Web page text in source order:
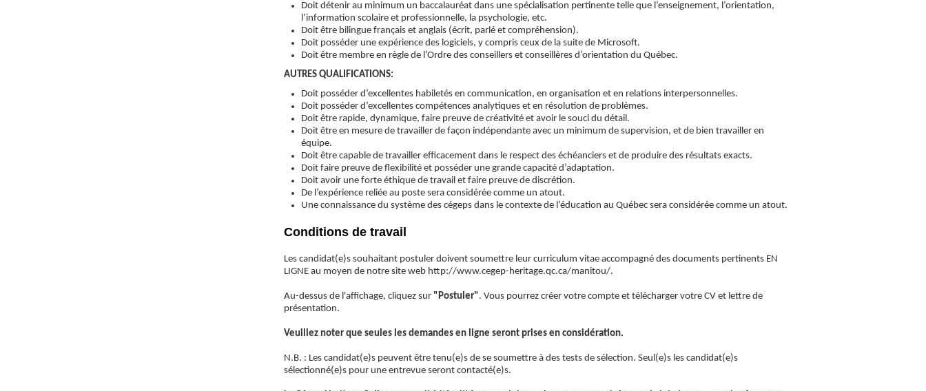
Doit détenir au minimum un baccalauréat dans une spécialisation pertinente telle que l’enseignement, l’orientation,
l’information scolaire et professionnelle, la psychologie, etc.
Doit être bilingue français et anglais (écrit, parlé et compréhension).
Doit posséder une expérience des logiciels, y compris ceux de la suite de Microsoft.
Doit être membre en règle de l’Ordre des conseillers et conseillères d’orientation du Québec.
AUTRES QUALIFICATIONS:
Doit posséder d’excellentes habiletés en communication, en organisation et en relations interpersonnelles.
Doit posséder d’excellentes compétences analytiques et en résolution de problèmes.
Doit être rapide, dynamique, faire preuve de créativité et avoir le souci du détail.
Doit être en mesure de travailler de façon indépendante avec un minimum de supervision, et de bien travailler en
équipe.
Doit être capable de travailler efficacement dans le respect des échéanciers et de produire des résultats exacts.
Doit faire preuve de flexibilité et posséder une grande capacité d’adaptation.
Doit avoir une forte éthique de travail et faire preuve de discrétion.
De l’expérience reliée au poste sera considérée comme un atout.
Une connaissance du système des cégeps dans le contexte de l’éducation au Québec sera considérée comme un atout.
Conditions de travail
Les candidat(e)s souhaitant postuler doivent soumettre leur curriculum vitae accompagné des documents pertinents EN
LIGNE au moyen de notre site web http://www.cegep-heritage.qc.ca/manitou/.
Au-dessus de l'affichage, cliquez sur "Postuler". Vous pourrez créer votre compte et télécharger votre CV et lettre de
présentation.
Veuillez noter que seules les demandes en ligne seront prises en considération.
N.B. : Les candidat(e)s peuvent être tenu(e)s de se soumettre à des tests de sélection. Seul(e)s les candidat(e)s
sélectionné(e)s pour une entrevue seront contacté(e)s.